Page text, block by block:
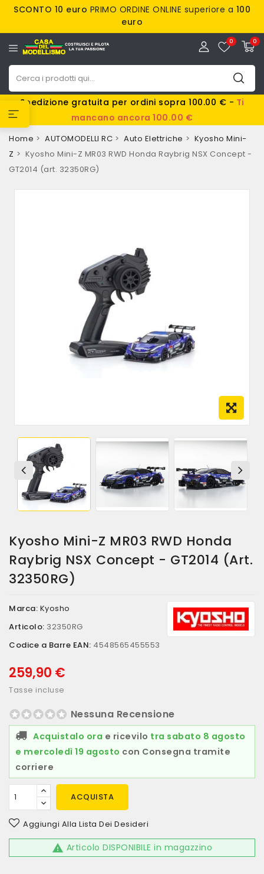
SCONTO 10 euro PRIMO ORDINE ONLINE superiore a 100
euro
0
0
Spedizione gratuita per ordini sopra 100.00 € - Ti
mancano ancora 100.00 €
Home AUTOMODELLI RC Auto Elettriche
Kyosho Mini-
Z
Kyosho Mini-Z MR03 RWD Honda Raybrig NSX Concept -
GT2014 (art. 32350RG)
Kyosho Mini-Z MR03 RWD Honda
Raybrig NSX Concept - GT2014 (art.
32350RG)
Marca: Kyosho
Articolo: 32350RG
Codice a Barre EAN: 4548565455553
259,90 €
Tasse incluse
Nessuna Recensione
Acquistalo ora e ricevilo tra sabato 8 agosto
e mercoledì 19 agosto con Consegna tramite
corriere
ACQUISTA
Aggiungi Alla Lista Dei Desideri
 Articolo DISPONIBILE in magazzino